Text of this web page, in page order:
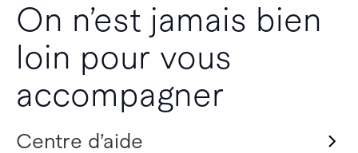
On n’est jamais bien
loin pour vous
accompagner
Centre d’aide